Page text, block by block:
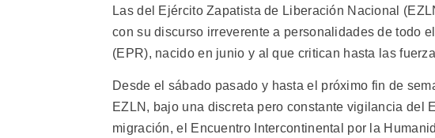
Las del Ejército Zapatista de Liberación Nacional
con su discurso irreverente a personalidades de todo
(EPR), nacido en junio y al que critican hasta las
Desde el sábado pasado y hasta el próximo fin de
EZLN, bajo una discreta pero constante vigilancia del
migración, el Encuentro Intercontinental por la